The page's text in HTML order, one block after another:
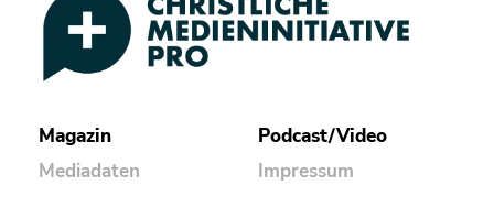
Magazin
Mediadaten
Podcast/Video
Impressum